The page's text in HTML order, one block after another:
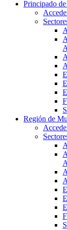
Principado
Región de